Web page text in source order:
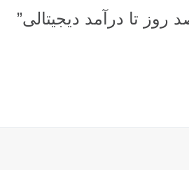
تا درآمد دیجیتالی”